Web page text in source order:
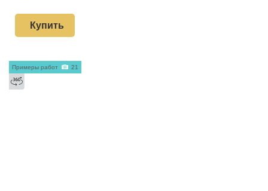
Купить
Примеры работ 21